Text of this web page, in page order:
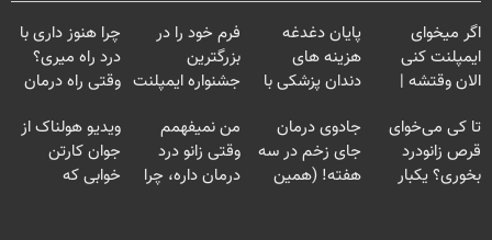
اگر میخوای
ایمپلنت کنی
الان وقتشه |
میلیون تومان!!!
پایان دغدغه
هزینه های
دندان پزشکی با
خانگی
فرم خود را در
بزرگترین
جشنواره ایمپلنت
فقط ۲۵ میلیون
چرا هنوز داری با
درد راه میری؟
وقتی راه درمان
تا کی می‌خوای
قرص زانودرد
بخوری؟ یکبار
جادوی درمان
جای زخم در سه
هفته! (همین
من نمیفهمم
وقتی زانو درد
درمان داره، چرا
ویدیو هولناک از
جوان کارتن
خوابی که